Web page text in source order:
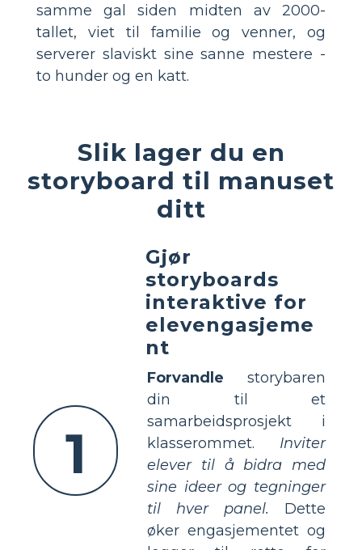
samme gal siden midten av 2000-
tallet, viet til familie og venner, og
serverer slaviskt sine sanne mestere -
to hunder og en katt.
Slik lager du en
storyboard til manuset
ditt
1
Gjør
storyboards
interaktive for
elevengasjeme
nt
Forvandle storybaren
din til et
samarbeidsprosjekt i
klasserommet. Inviter
elever til å bidra med
sine ideer og tegninger
til hver panel. Dette
øker engasjementet og